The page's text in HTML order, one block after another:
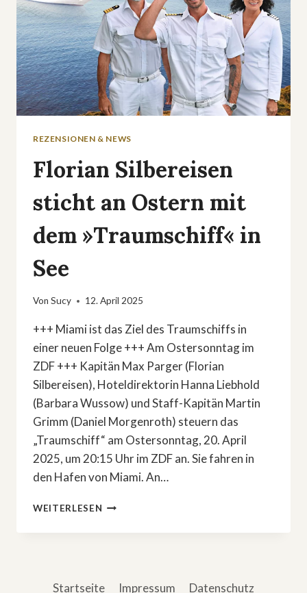
REZENSIONEN & NEWS
Florian Silbereisen
sticht an Ostern mit
dem »Traumschiff« in
See
Von Sucy 12. April 2025
+++ Miami ist das Ziel des Traumschiffs in
einer neuen Folge +++ Am Ostersonntag im
ZDF +++ Kapitän Max Parger (Florian
Silbereisen), Hoteldirektorin Hanna Liebhold
(Barbara Wussow) und Staff-Kapitän Martin
Grimm (Daniel Morgenroth) steuern das
„Traumschiff“ am Ostersonntag, 20. April
2025, um 20:15 Uhr im ZDF an. Sie fahren in
den Hafen von Miami. An…
WEITERLESEN FLORIAN
STICHT
DEM
Startseite Impressum Datenschutz